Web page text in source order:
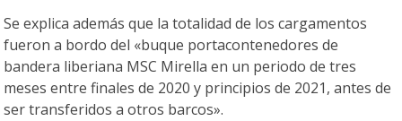
Se explica además que la totalidad de los cargamentos
fueron a bordo del «buque portacontenedores de
bandera liberiana MSC Mirella en un periodo de tres
meses entre finales de 2020 y principios de 2021, antes de
ser transferidos a otros barcos».